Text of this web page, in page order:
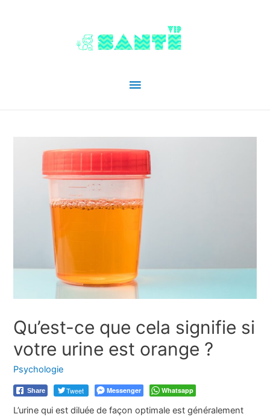
Menu
Qu’est-ce que cela signifie si
votre urine est orange ?
Psychologie
Share Tweet Messenger Whatsapp
L’urine qui est diluée de façon optimale est généralement